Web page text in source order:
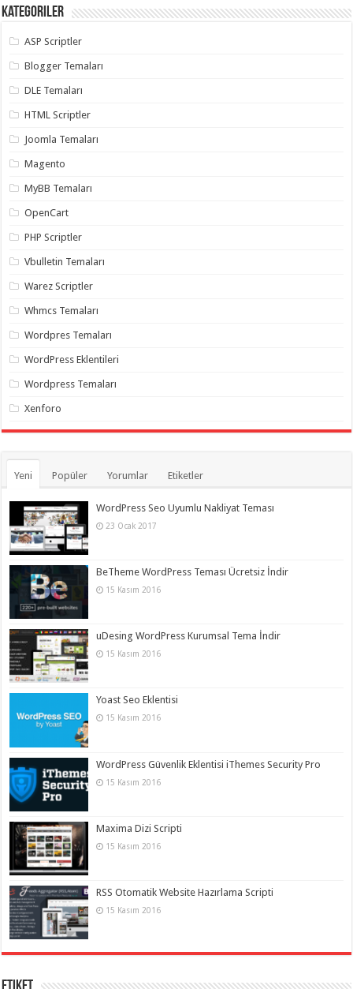
Kategoriler
ASP Scriptler
Blogger Temaları
DLE Temaları
HTML Scriptler
Joomla Temaları
Magento
MyBB Temaları
OpenCart
PHP Scriptler
Vbulletin Temaları
Warez Scriptler
Whmcs Temaları
Wordpres Temaları
WordPress Eklentileri
Wordpress Temaları
Xenforo
Yeni Popüler Yorumlar Etiketler
WordPress Seo Uyumlu Nakliyat Teması
23 Ocak 2017
BeTheme WordPress Teması Ücretsiz İndir
15 Kasım 2016
uDesing WordPress Kurumsal Tema İndir
15 Kasım 2016
Yoast Seo Eklentisi
15 Kasım 2016
WordPress Güvenlik Eklentisi iThemes Security Pro
15 Kasım 2016
Maxima Dizi Scripti
15 Kasım 2016
RSS Otomatik Website Hazırlama Scripti
15 Kasım 2016